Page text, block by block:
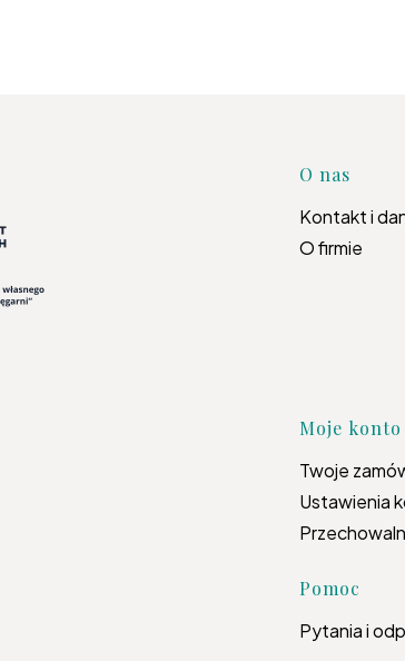
O nas
Kontakt i
O firmie
Moje konto
Twoje
Ustawienia
Pomoc
Pytania i